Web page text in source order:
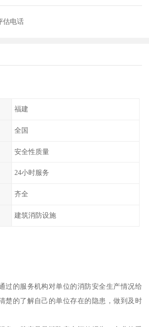
估电话
福建
全国
安全性质量
24小时服务
齐全
建筑消防设施
过的服务机构对单位的消防安全生产情况给
楚的了解自己的单位存在的隐患，做到及时